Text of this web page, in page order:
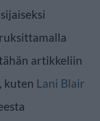
artikkeliin
kuten Lani Blair